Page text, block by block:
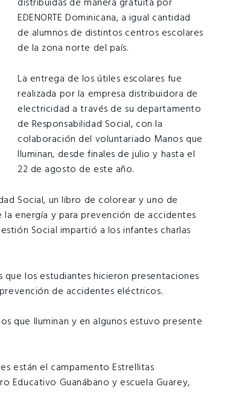
EDENORTE Dominicana, a igual cantidad
de alumnos de distintos centros escolares
de la zona norte del país.
La entrega de los útiles escolares fue
realizada por la empresa distribuidora de
electricidad a través de su departamento
de Responsabilidad Social, con la
colaboración del voluntariado Manos que
Iluminan, desde finales de julio y hasta el
22 de agosto de este año.
Social, un libro de colorear y uno de
energía y para prevención de accidentes
Social impartió a los infantes charlas
que los estudiantes hicieron presentaciones
de accidentes eléctricos.
que Iluminan y en algunos estuvo presente
están el campamento Estrellitas
Educativo Guanábano y escuela Guarey,